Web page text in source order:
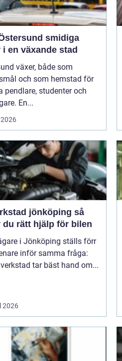
smidiga
i en växande stad
växer, både som
och som hemstad för
pendlare, studenter och
En...
jönköping så
du rätt hjälp för bilen
i Jönköping ställs förr
inför samma fråga:
tar bäst hand om...
2026